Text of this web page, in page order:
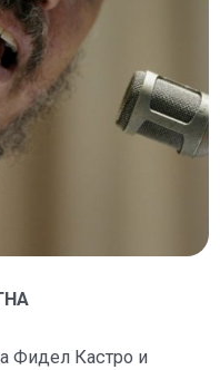
Фидел Кастро и